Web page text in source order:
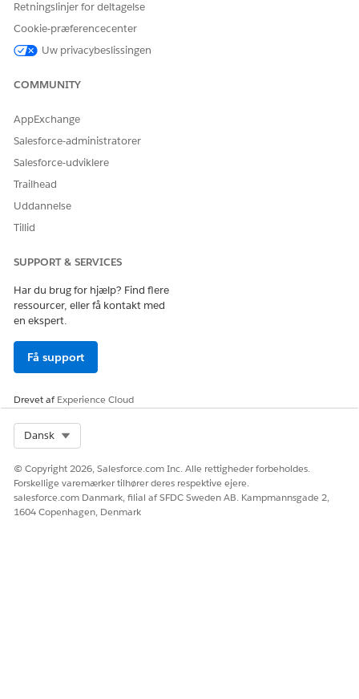
Giv os besked, så vi kan forbedre os!
Retningslinjer for deltagelse
Cookie-præferencecenter
Uw privacybeslissingen
COMMUNITY
AppExchange
Salesforce-administratorer
Salesforce-udviklere
Trailhead
Uddannelse
Tillid
SUPPORT & SERVICES
Har du brug for hjælp? Find flere
ressourcer, eller få kontakt med
en ekspert.
Få support
Drevet afExperience Cloud
Dansk
© Copyright 2026, Salesforce.com Inc. Alle rettigheder forbeholdes.
Forskellige varemærker tilhører deres respektive ejere.
salesforce.com Danmark, filial af SFDC Sweden AB. Kampmannsgade 2,
1604 Copenhagen, Denmark